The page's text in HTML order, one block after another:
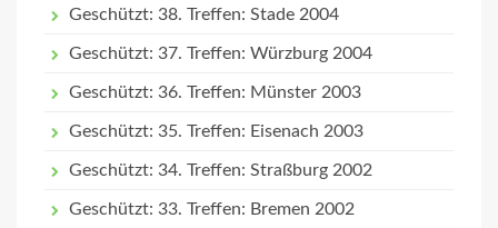
Geschützt: 38. Treffen: Stade 2004
Geschützt: 37. Treffen: Würzburg 2004
Geschützt: 36. Treffen: Münster 2003
Geschützt: 35. Treffen: Eisenach 2003
Geschützt: 34. Treffen: Straßburg 2002
Geschützt: 33. Treffen: Bremen 2002